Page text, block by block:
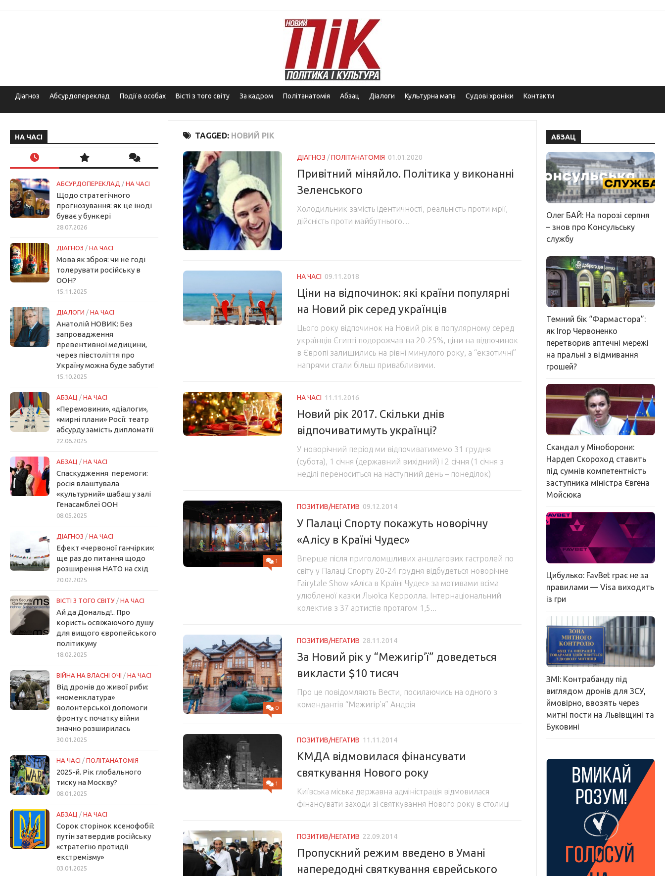
Діагноз Абсурдопереклад Події в особах Вісті з того світу За кадром Політанатомія Абзац Діалоги Культурна мапа Судові хроніки Контакти
TAGGED: НОВИЙ РІК
ДІАГНОЗ /ПОЛІТАНАТОМІЯ 01.01.2020
Привітний міняйло. Політика у виконанні
Зеленського
Холодильник замість ідентичності, реальність проти мрії,
дійсність проти майбутнього…
НА ЧАСІ 09.11.2018
Ціни на відпочинок: які країни популярні
на Новий рік серед українців
Цього року відпочинок на Новий рік в популярному серед
українців Єгипті подорожчав на 20-25%, ціни на відпочинок
в Європі залишились на рівні минулого року, а “екзотичні”
напрями стали більш привабливими.
НА ЧАСІ 11.11.2016
Новий рік 2017. Скільки днів
відпочиватимуть українці?
У новорічний період ми відпочиватимемо 31 грудня
(субота), 1 січня (державний вихідний) і 2 січня (1 січня з
неділі переноситься на наступний день – понеділок)
1
ПОЗИТИВ/НЕГАТИВ 09.12.2014
У Палаці Спорту покажуть новорічну
«Алісу в Країні Чудес»
Вперше після приголомшливих аншлагових гастролей по
світу у Палаці Спорту 20-24 грудня відбудеться новорічне
Fairytale Show «Аліса в Країні Чудес» за мотивами всіма
улюбленої казки Льюїса Керролла. Інтернаціональний
колектив з 37 артистів протягом 1,5...
0
ПОЗИТИВ/НЕГАТИВ 28.11.2014
За Новий рік у “Межигір’ї” доведеться
викласти $10 тисяч
Про це повідомляють Вести, посилаючись на одного з
комендантів “Межигір’я” Андрія
1
ПОЗИТИВ/НЕГАТИВ 11.11.2014
КМДА відмовилася фінансувати
святкування Нового року
Київська міська державна адміністрація відмовилася
фінансувати заходи зі святкування Нового року в столиці
ПОЗИТИВ/НЕГАТИВ 22.09.2014
Пропускний режим введено в Умані
напередодні святкування єврейського
НА ЧАСІ
АБСУРДОПЕРЕКЛАД / НА ЧАСІ
Щодо стратегічного
прогнозування: як це іноді
буває у бункері
28.07.2026
ДІАГНОЗ / НА ЧАСІ
Мова як зброя: чи не годі
толерувати російську в
ООН?
15.11.2025
ДІАЛОГИ / НА ЧАСІ
Анатолій НОВИК: Без
запровадження
превентивної медицини,
через півстоліття про
Україну можна буде забути!
15.10.2025
АБЗАЦ / НА ЧАСІ
«Перемовини», «діалоги»,
«мирні плани» Росії: театр
абсурду замість дипломатії
22.06.2025
АБЗАЦ / НА ЧАСІ
Спаскудження перемоги:
росія влаштувала
«культурний» шабаш у залі
Генасамблеї ООН
08.05.2025
ДІАГНОЗ / НА ЧАСІ
Ефект «червоної ганчірки»:
ще раз до питання щодо
розширення НАТО на схід
20.02.2025
ВІСТІ З ТОГО СВІТУ / НА ЧАСІ
Ай да Дональд!.. Про
користь освіжаючого душу
для вищого європейського
політикуму
18.02.2025
ВІЙНА НА ВЛАСНІ ОЧІ / НА ЧАСІ
Від дронів до живої риби:
«номенклатура»
волонтерської допомоги
фронту с початку війни
значно розширилась
30.01.2025
НА ЧАСІ / ПОЛІТАНАТОМІЯ
2025-й. Рік глобального
тиску на Москву?
08.01.2025
АБЗАЦ / НА ЧАСІ
Сорок сторінок ксенофобії:
путін затвердив російську
«стратегію протидії
екстремізму»
03.01.2025
АБЗАЦ
Олег БАЙ: На порозі серпня
– знов про Консульську
службу
Темний бік “Фармастора”:
як Ігор Червоненко
перетворив аптечні мережі
на пральні з відмивання
грошей?
Скандал у Міноборони:
Нардеп Скороход ставить
під сумнів компетентність
заступника міністра Євгена
Мойсюка
Цибулько: FavBet грає не за
правилами — Visa виходить
із гри
ЗМІ: Контрабанду під
виглядом дронів для ЗСУ,
ймовірно, ввозять через
митні пости на Львівщині та
Буковині